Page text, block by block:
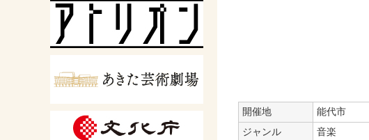
開催地
能代市
ジャンル
音楽